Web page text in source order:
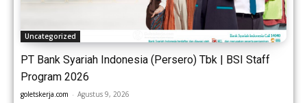
Uncategorized
PT Bank Syariah Indonesia (Persero) Tbk | BSI Staff
Program 2026
goletskerja.com - Agustus 9, 2026